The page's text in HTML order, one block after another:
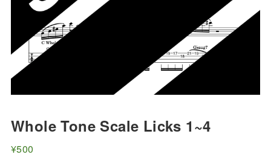
Whole Tone Scale Licks 1~4
¥500